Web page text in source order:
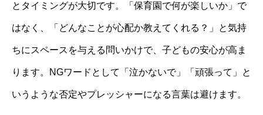
とタイミングが大切です。「保育園で何が楽しいか」で
はなく、「どんなことが心配か教えてくれる？」と気持
ちにスペースを与える問いかけで、子どもの安心が高ま
ります。NGワードとして「泣かないで」「頑張って」と
いうような否定やプレッシャーになる言葉は避けます。